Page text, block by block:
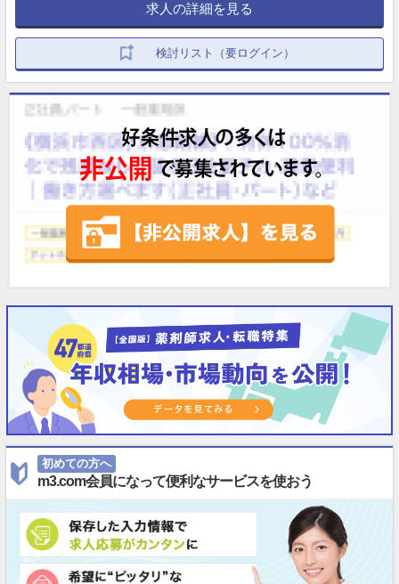
求人の詳細を見る
検討リスト（要ログイン）
初めての方へ
m3.com会員になって便利なサービスを使おう